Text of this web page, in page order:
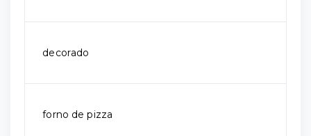
decorado
forno de pizza